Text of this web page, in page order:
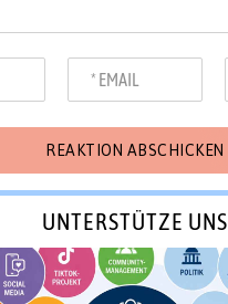
UNTERSTÜTZE UNS